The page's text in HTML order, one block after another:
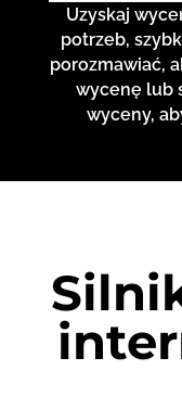
Uzyskaj
potrzeb,
porozmawiać,
wycenę lub
wyceny,